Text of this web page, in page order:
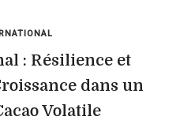
: Résilience et
dans un
Volatile